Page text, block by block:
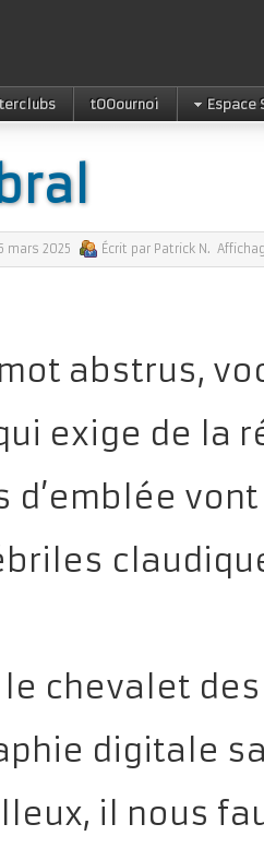
tOOournoi Espace
mars 2025 Écrit par Patrick N.
abstrus,
exige de la
d’emblée
le chevalet
digitale
il nous